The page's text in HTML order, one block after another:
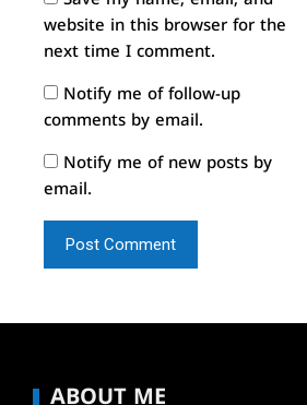
website in this browser for the
next time I comment.
Notify me of follow-up
comments by email.
Notify me of new posts by
email.
ABOUT ME